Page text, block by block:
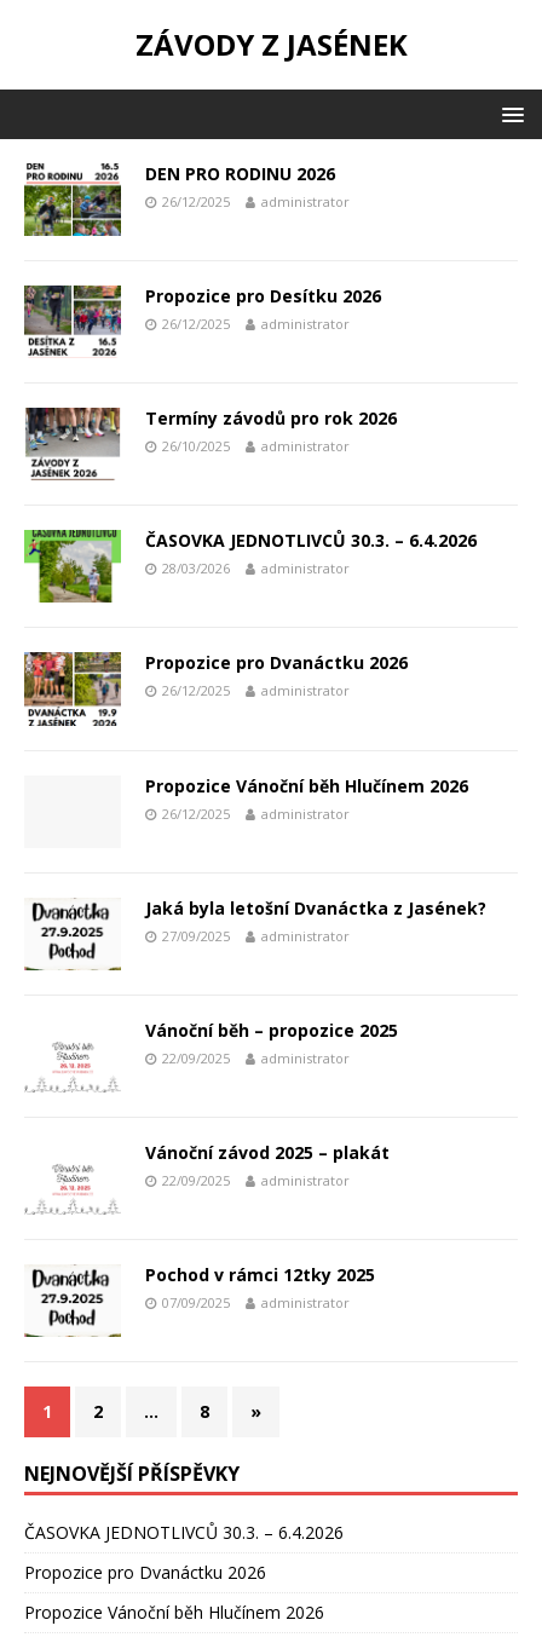
ZÁVODY Z JASÉNEK
DEN PRO RODINU 2026
26/12/2025 administrator
Propozice pro Desítku 2026
26/12/2025 administrator
Termíny závodů pro rok 2026
26/10/2025 administrator
ČASOVKA JEDNOTLIVCŮ 30.3. – 6.4.2026
28/03/2026 administrator
Propozice pro Dvanáctku 2026
26/12/2025 administrator
Propozice Vánoční běh Hlučínem 2026
26/12/2025 administrator
Jaká byla letošní Dvanáctka z Jasének?
27/09/2025 administrator
Vánoční běh – propozice 2025
22/09/2025 administrator
Vánoční závod 2025 – plakát
22/09/2025 administrator
Pochod v rámci 12tky 2025
07/09/2025 administrator
1 2 … 8 »
NEJNOVĚJŠÍ PŘÍSPĚVKY
ČASOVKA JEDNOTLIVCŮ 30.3. – 6.4.2026
Propozice pro Dvanáctku 2026
Propozice Vánoční běh Hlučínem 2026